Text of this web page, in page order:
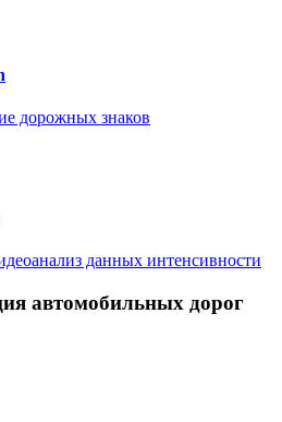
дорожных знаков
данных интенсивности
автомобильных дорог